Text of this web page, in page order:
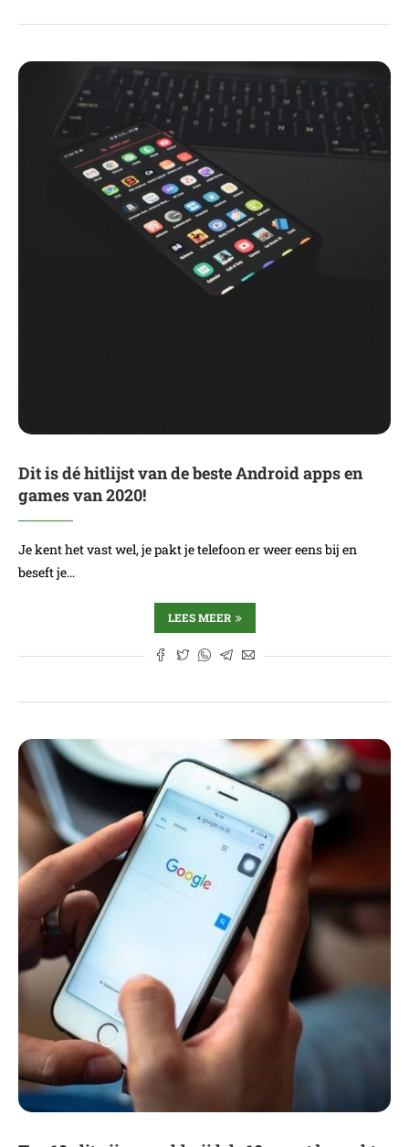
Dit is dé hitlijst van de beste Android apps en
games van 2020!
Je kent het vast wel, je pakt je telefoon er weer eens bij en
beseft je…
LEES MEER